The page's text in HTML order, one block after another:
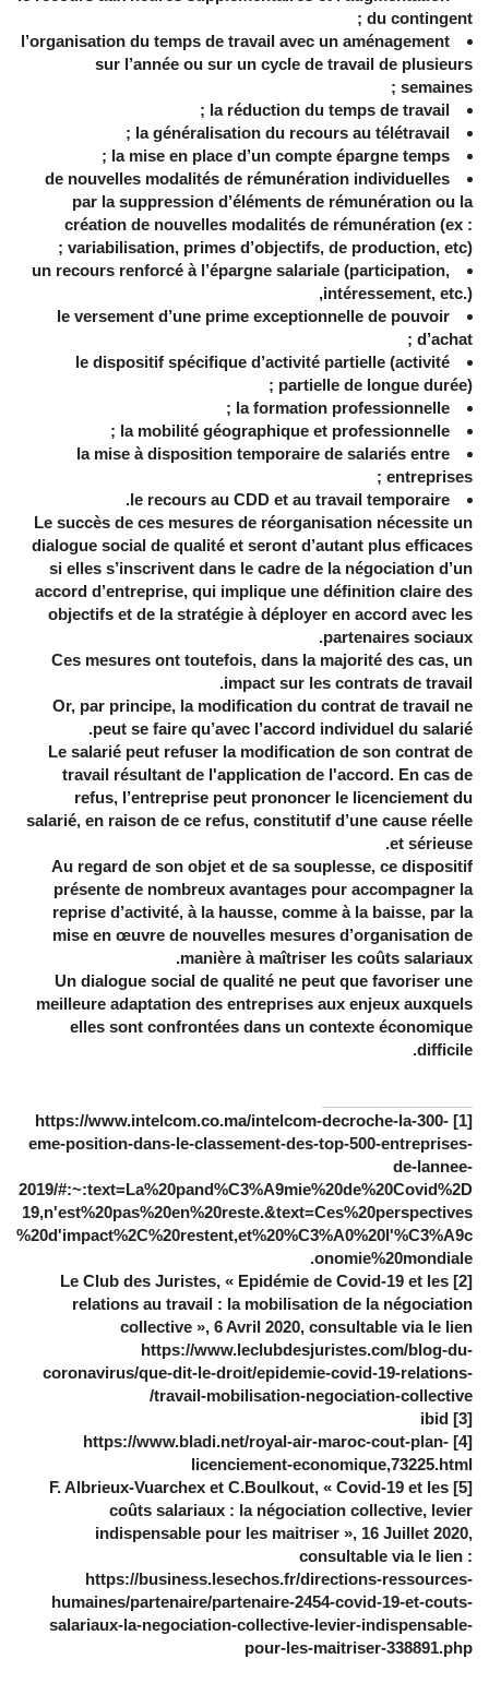
du contingent ;
l’organisation du temps de travail avec un aménagement
sur l’année ou sur un cycle de travail de plusieurs
semaines ;
la réduction du temps de travail ;
la généralisation du recours au télétravail ;
la mise en place d’un compte épargne temps ;
de nouvelles modalités de rémunération individuelles
par la suppression d’éléments de rémunération ou la
création de nouvelles modalités de rémunération (ex :
variabilisation, primes d’objectifs, de production, etc) ;
un recours renforcé à l’épargne salariale (participation,
intéressement, etc.),
le versement d’une prime exceptionnelle de pouvoir
d’achat ;
le dispositif spécifique d’activité partielle (activité
partielle de longue durée) ;
la formation professionnelle ;
la mobilité géographique et professionnelle ;
la mise à disposition temporaire de salariés entre
entreprises ;
le recours au CDD et au travail temporaire.
Le succès de ces mesures de réorganisation nécessite un
dialogue social de qualité et seront d’autant plus efficaces
si elles s’inscrivent dans le cadre de la négociation d’un
accord d’entreprise, qui implique une définition claire des
objectifs et de la stratégie à déployer en accord avec les
partenaires sociaux.
Ces mesures ont toutefois, dans la majorité des cas, un
impact sur les contrats de travail.
Or, par principe, la modification du contrat de travail ne
peut se faire qu’avec l’accord individuel du salarié.
Le salarié peut refuser la modification de son contrat de
travail résultant de l'application de l'accord. En cas de
refus, l’entreprise peut prononcer le licenciement du
salarié, en raison de ce refus, constitutif d’une cause réelle
et sérieuse.
Au regard de son objet et de sa souplesse, ce dispositif
présente de nombreux avantages pour accompagner la
reprise d’activité, à la hausse, comme à la baisse, par la
mise en œuvre de nouvelles mesures d’organisation de
manière à maîtriser les coûts salariaux.
Un dialogue social de qualité ne peut que favoriser une
meilleure adaptation des entreprises aux enjeux auxquels
elles sont confrontées dans un contexte économique
difficile.
[1] https://www.intelcom.co.ma/intelcom-decroche-la-300-
eme-position-dans-le-classement-des-top-500-entreprises-
de-lannee-
2019/#:~:text=La%20pand%C3%A9mie%20de%20Covid%2D
19,n'est%20pas%20en%20reste.&text=Ces%20perspectives
%20d'impact%2C%20restent,et%20%C3%A0%20l'%C3%A9c
onomie%20mondiale.
[2] Le Club des Juristes, « Epidémie de Covid-19 et les
relations au travail : la mobilisation de la négociation
collective », 6 Avril 2020, consultable via le lien
https://www.leclubdesjuristes.com/blog-du-
coronavirus/que-dit-le-droit/epidemie-covid-19-relations-
travail-mobilisation-negociation-collective/
[3] ibid
[4] https://www.bladi.net/royal-air-maroc-cout-plan-
licenciement-economique,73225.html
[5] F. Albrieux-Vuarchex et C.Boulkout, « Covid-19 et les
coûts salariaux : la négociation collective, levier
indispensable pour les maitriser », 16 Juillet 2020,
consultable via le lien :
https://business.lesechos.fr/directions-ressources-
humaines/partenaire/partenaire-2454-covid-19-et-couts-
salariaux-la-negociation-collective-levier-indispensable-
pour-les-maitriser-338891.php